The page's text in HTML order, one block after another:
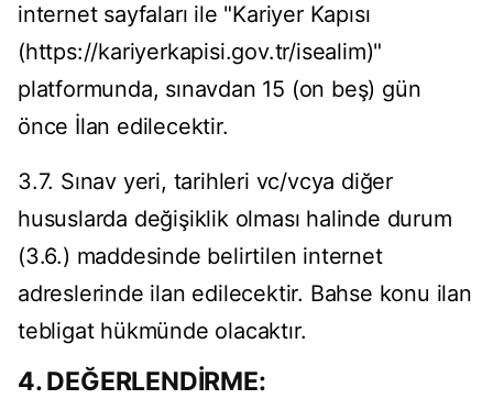
internet sayfaları ile "Kariyer Kapısı
(https://kariyerkapisi.gov.tr/isealim)"
platformunda, sınavdan 15 (on beş) gün
önce İlan edilecektir.
3.7. Sınav yeri, tarihleri vc/vcya diğer
hususlarda değişiklik olması halinde durum
(3.6.) maddesinde belirtilen internet
adreslerinde ilan edilecektir. Bahse konu ilan
tebligat hükmünde olacaktır.
4. DEĞERLENDİRME: